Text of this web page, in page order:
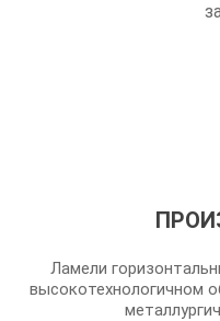
Ламели
высокотехнологичном